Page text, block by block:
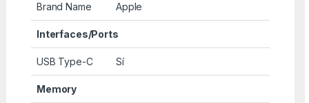
Brand Name Apple
Interfaces/Ports
USB Type-C Sí
Memory